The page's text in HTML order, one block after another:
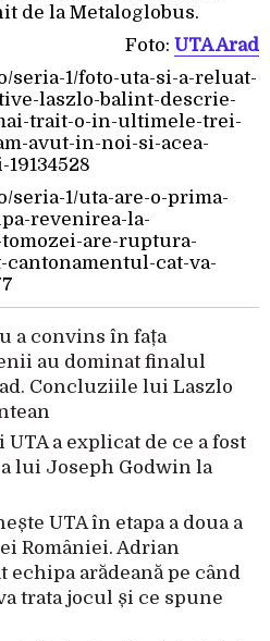
de la Metaloglobus.
Foto: UTA Arad
seria-1/foto-uta-si-a-reluat-
laszlo-balint-descrie-
trait-o-in-ultimele-trei-
avut-in-noi-si-acea-
seria-1/uta-are-o-prima-
revenirea-la-
are-ruptura-
cat-va-
a convins în fața
au dominat finalul
Concluziile lui Laszlo
a explicat de ce a fost
lui Joseph Godwin la
UTA în etapa a doua a
României. Adrian
echipa arădeană pe când
trata jocul și ce spune